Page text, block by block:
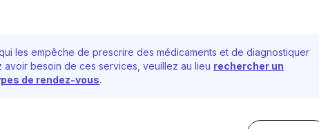
les empêche de prescrire des médicaments et de diagnostiquer
avoir besoin de ces services, veuillez au lieu rechercher un
de rendez-vous.